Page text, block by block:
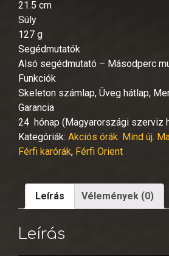
21.5 cm
Súly
127 g
Segédmutatók
Alsó segédmutató – Másodperc
Funkciók
Skeleton számlap, Üveg hátlap,
Garancia
24 hónap (Magyarországi szerviz
Kategóriák: Akciós órák. Mind új.
Férfi karórák, Férfi Orient
Leírás Vélemények (0)
Leírás